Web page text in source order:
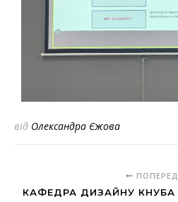
від Олександра Єжова
КАФЕДРА ДИЗАЙНУ